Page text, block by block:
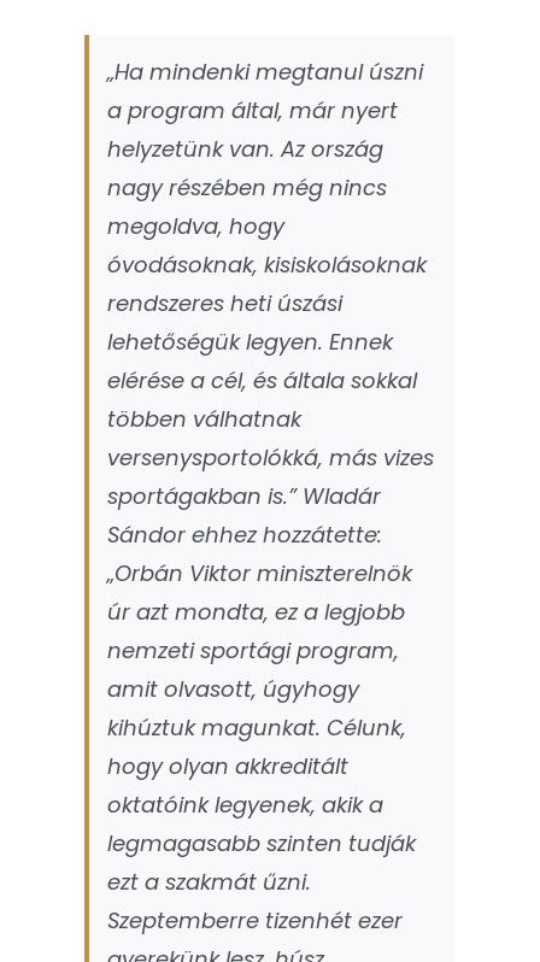
„Ha mindenki megtanul úszni
a program által, már nyert
helyzetünk van. Az ország
nagy részében még nincs
megoldva, hogy
óvodásoknak, kisiskolásoknak
rendszeres heti úszási
lehetőségük legyen. Ennek
elérése a cél, és általa sokkal
többen válhatnak
versenysportolókká, más vizes
sportágakban is.” Wladár
Sándor ehhez hozzátette:
„Orbán Viktor miniszterelnök
úr azt mondta, ez a legjobb
nemzeti sportági program,
amit olvasott, úgyhogy
kihúztuk magunkat. Célunk,
hogy olyan akkreditált
oktatóink legyenek, akik a
legmagasabb szinten tudják
ezt a szakmát űzni.
Szeptemberre tizenhét ezer